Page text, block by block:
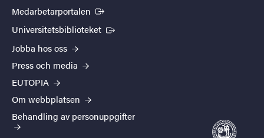
Medarbetarportalen (Extern länk)
Universitetsbiblioteket (Extern länk)
Jobba hos oss
Press och media
EUTOPIA
Om webbplatsen
Behandling av personuppgifter